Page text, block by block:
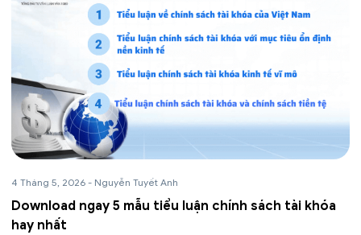
4 Tháng 5, 2026 - Nguyễn Tuyết Anh
Download ngay 5 mẫu tiểu luận chính sách tài khóa
hay nhất